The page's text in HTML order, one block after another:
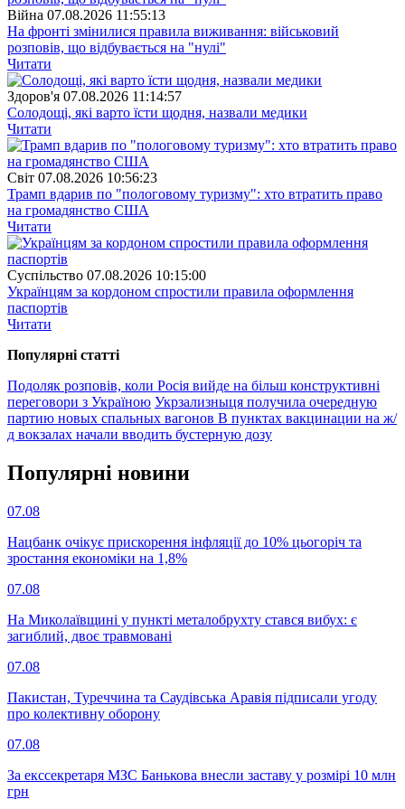
Війна 07.08.2026 11:55:13
На фронті змінилися правила виживання: військовий
розповів, що відбувається на "нулі"
Читати
Здоров'я 07.08.2026 11:14:57
Солодощі, які варто їсти щодня, назвали медики
Читати
Свiт 07.08.2026 10:56:23
Трамп вдарив по "пологовому туризму": хто втратить право
на громадянство США
Читати
Суспiльство 07.08.2026 10:15:00
Українцям за кордоном спростили правила оформлення
паспортів
Читати
Популярнi статтi
Подоляк розповів, коли Росія вийде на більш конструктивні
переговори з Україною Укрзализныця получила очередную
партию новых спальных вагонов В пунктах вакцинации на ж/
д вокзалах начали вводить бустерную дозу
Популярнi новини
07.08
Нацбанк очікує прискорення інфляції до 10% цьогоріч та
зростання економіки на 1,8%
07.08
На Миколаївщині у пункті металобрухту стався вибух: є
загиблий, двоє травмовані
07.08
Пакистан, Туреччина та Саудівська Аравія підписали угоду
про колективну оборону
07.08
За екссекретаря МЗС Банькова внесли заставу у розмірі 10 млн
грн